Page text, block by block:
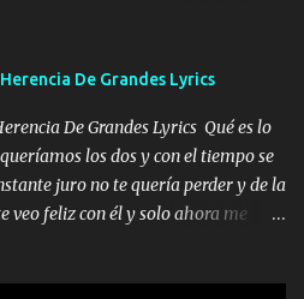
ya este con Dios el destino así lo
a vernos El recuerdo que yo
mi corazón me llevo lo mismo que
porque no puedo mirarte, mas se
eres mi gran ángel, El desespero me
De Grandes Lyrics
De Grandes Lyrics Qué es lo
los dos y con el tiempo se
juro no te quería perder y de la
veo feliz con él y solo ahora me